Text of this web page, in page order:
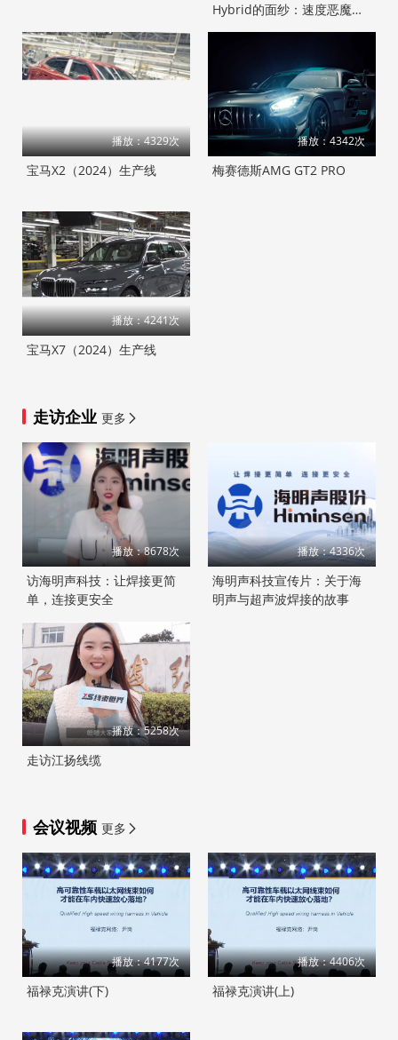
Hybrid的面纱：速度恶魔还
是公路勇士？
播放：4329次
宝马X2（2024）生产线
播放：4342次
梅赛德斯AMG GT2 PRO
播放：4241次
宝马X7（2024）生产线
走访企业 更多
播放：8678次
访海明声科技：让焊接更简
单，连接更安全
播放：4336次
海明声科技宣传片：关于海
明声与超声波焊接的故事
播放：5258次
走访江扬线缆
会议视频 更多
播放：4177次
福禄克演讲(下)
播放：4406次
福禄克演讲(上)